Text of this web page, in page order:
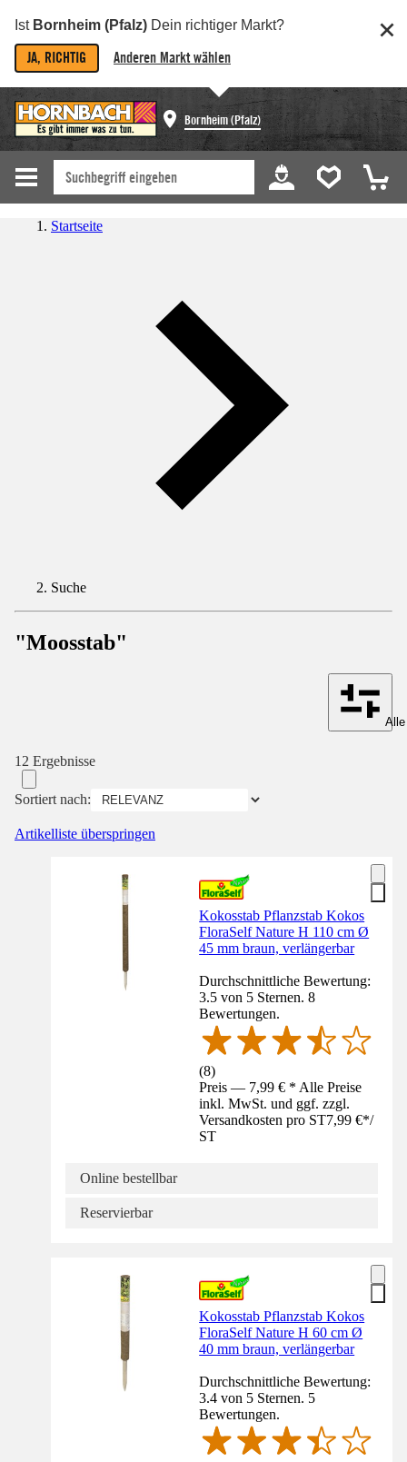
Ist Bornheim (Pfalz) Dein richtiger Markt?
JA, RICHTIG Anderen Markt wählen
Bornheim (Pfalz)
Startseite
Suche
"Moosstab"
12 Ergebnisse
Sortiert nach:
Artikelliste überspringen
Kokosstab Pflanzstab Kokos
FloraSelf Nature H 110 cm Ø
45 mm braun, verlängerbar
Durchschnittliche Bewertung:
3.5 von 5 Sternen. 8
Bewertungen.
(8)
Preis — 7,99 € * Alle Preise
inkl. MwSt. und ggf. zzgl.
Versandkosten pro ST7,99 €*/
ST
Online bestellbar
Reservierbar
Kokosstab Pflanzstab Kokos
FloraSelf Nature H 60 cm Ø
40 mm braun, verlängerbar
Durchschnittliche Bewertung:
3.4 von 5 Sternen. 5
Bewertungen.